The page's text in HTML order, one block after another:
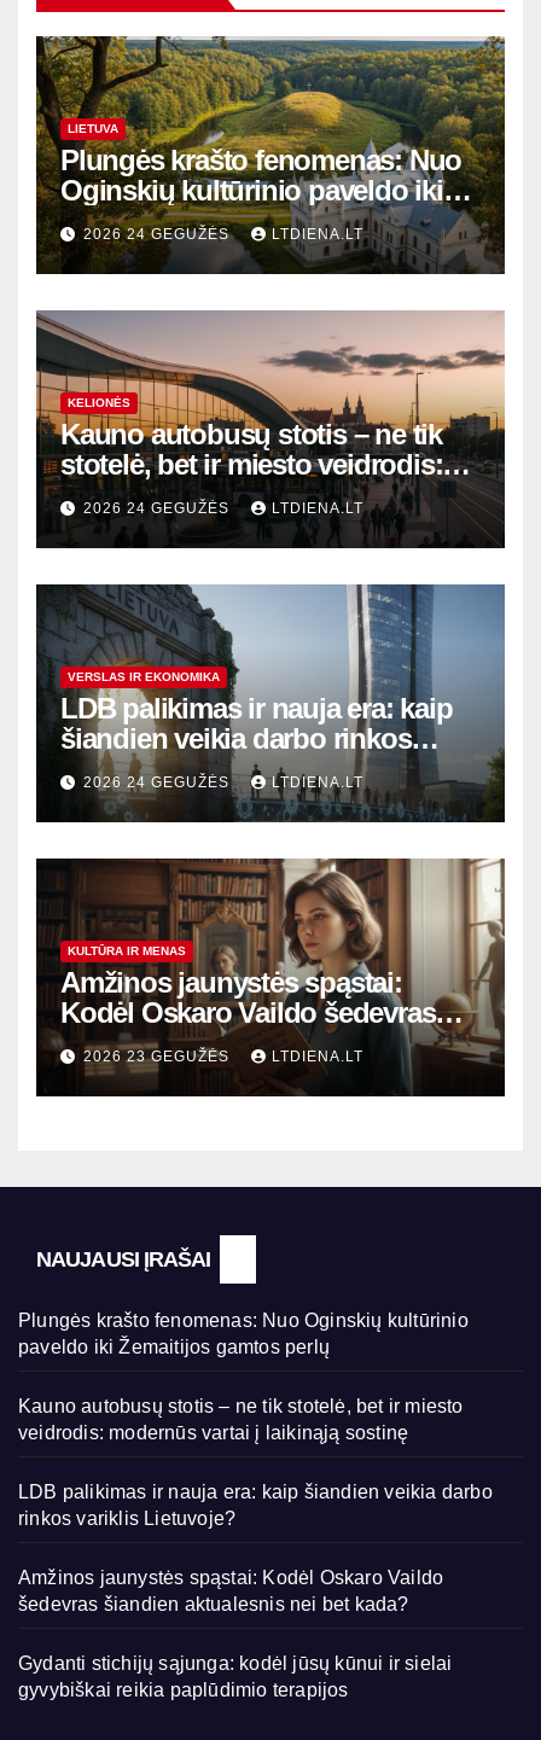
LIETUVA
Plungės krašto fenomenas: Nuo
Oginskių kultūrinio paveldo iki
Žemaitijos gamtos perlų
2026 24 GEGUŽĖS LTDIENA.LT
KELIONĖS
Kauno autobusų stotis – ne tik
stotelė, bet ir miesto veidrodis:
modernūs vartai į laikinąją
sostinę
2026 24 GEGUŽĖS LTDIENA.LT
VERSLAS IR EKONOMIKA
LDB palikimas ir nauja era: kaip
šiandien veikia darbo rinkos
variklis Lietuvoje?
2026 24 GEGUŽĖS LTDIENA.LT
KULTŪRA IR MENAS
Amžinos jaunystės spąstai:
Kodėl Oskaro Vaildo šedevras
šiandien aktualesnis nei bet
kada?
2026 23 GEGUŽĖS LTDIENA.LT
NAUJAUSI ĮRAŠAI
Plungės krašto fenomenas: Nuo Oginskių kultūrinio
paveldo iki Žemaitijos gamtos perlų
Kauno autobusų stotis – ne tik stotelė, bet ir miesto
veidrodis: modernūs vartai į laikinąją sostinę
LDB palikimas ir nauja era: kaip šiandien veikia darbo
rinkos variklis Lietuvoje?
Amžinos jaunystės spąstai: Kodėl Oskaro Vaildo
šedevras šiandien aktualesnis nei bet kada?
Gydanti stichijų sąjunga: kodėl jūsų kūnui ir sielai
gyvybiškai reikia paplūdimio terapijos